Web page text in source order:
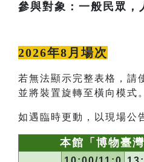
參與對象：一般民眾，
2026年8月場次
若無法顯示完整表格，請
並將裝置旋轉至橫向模式。
如遇臨時更動，以現場公
本館「博物臺